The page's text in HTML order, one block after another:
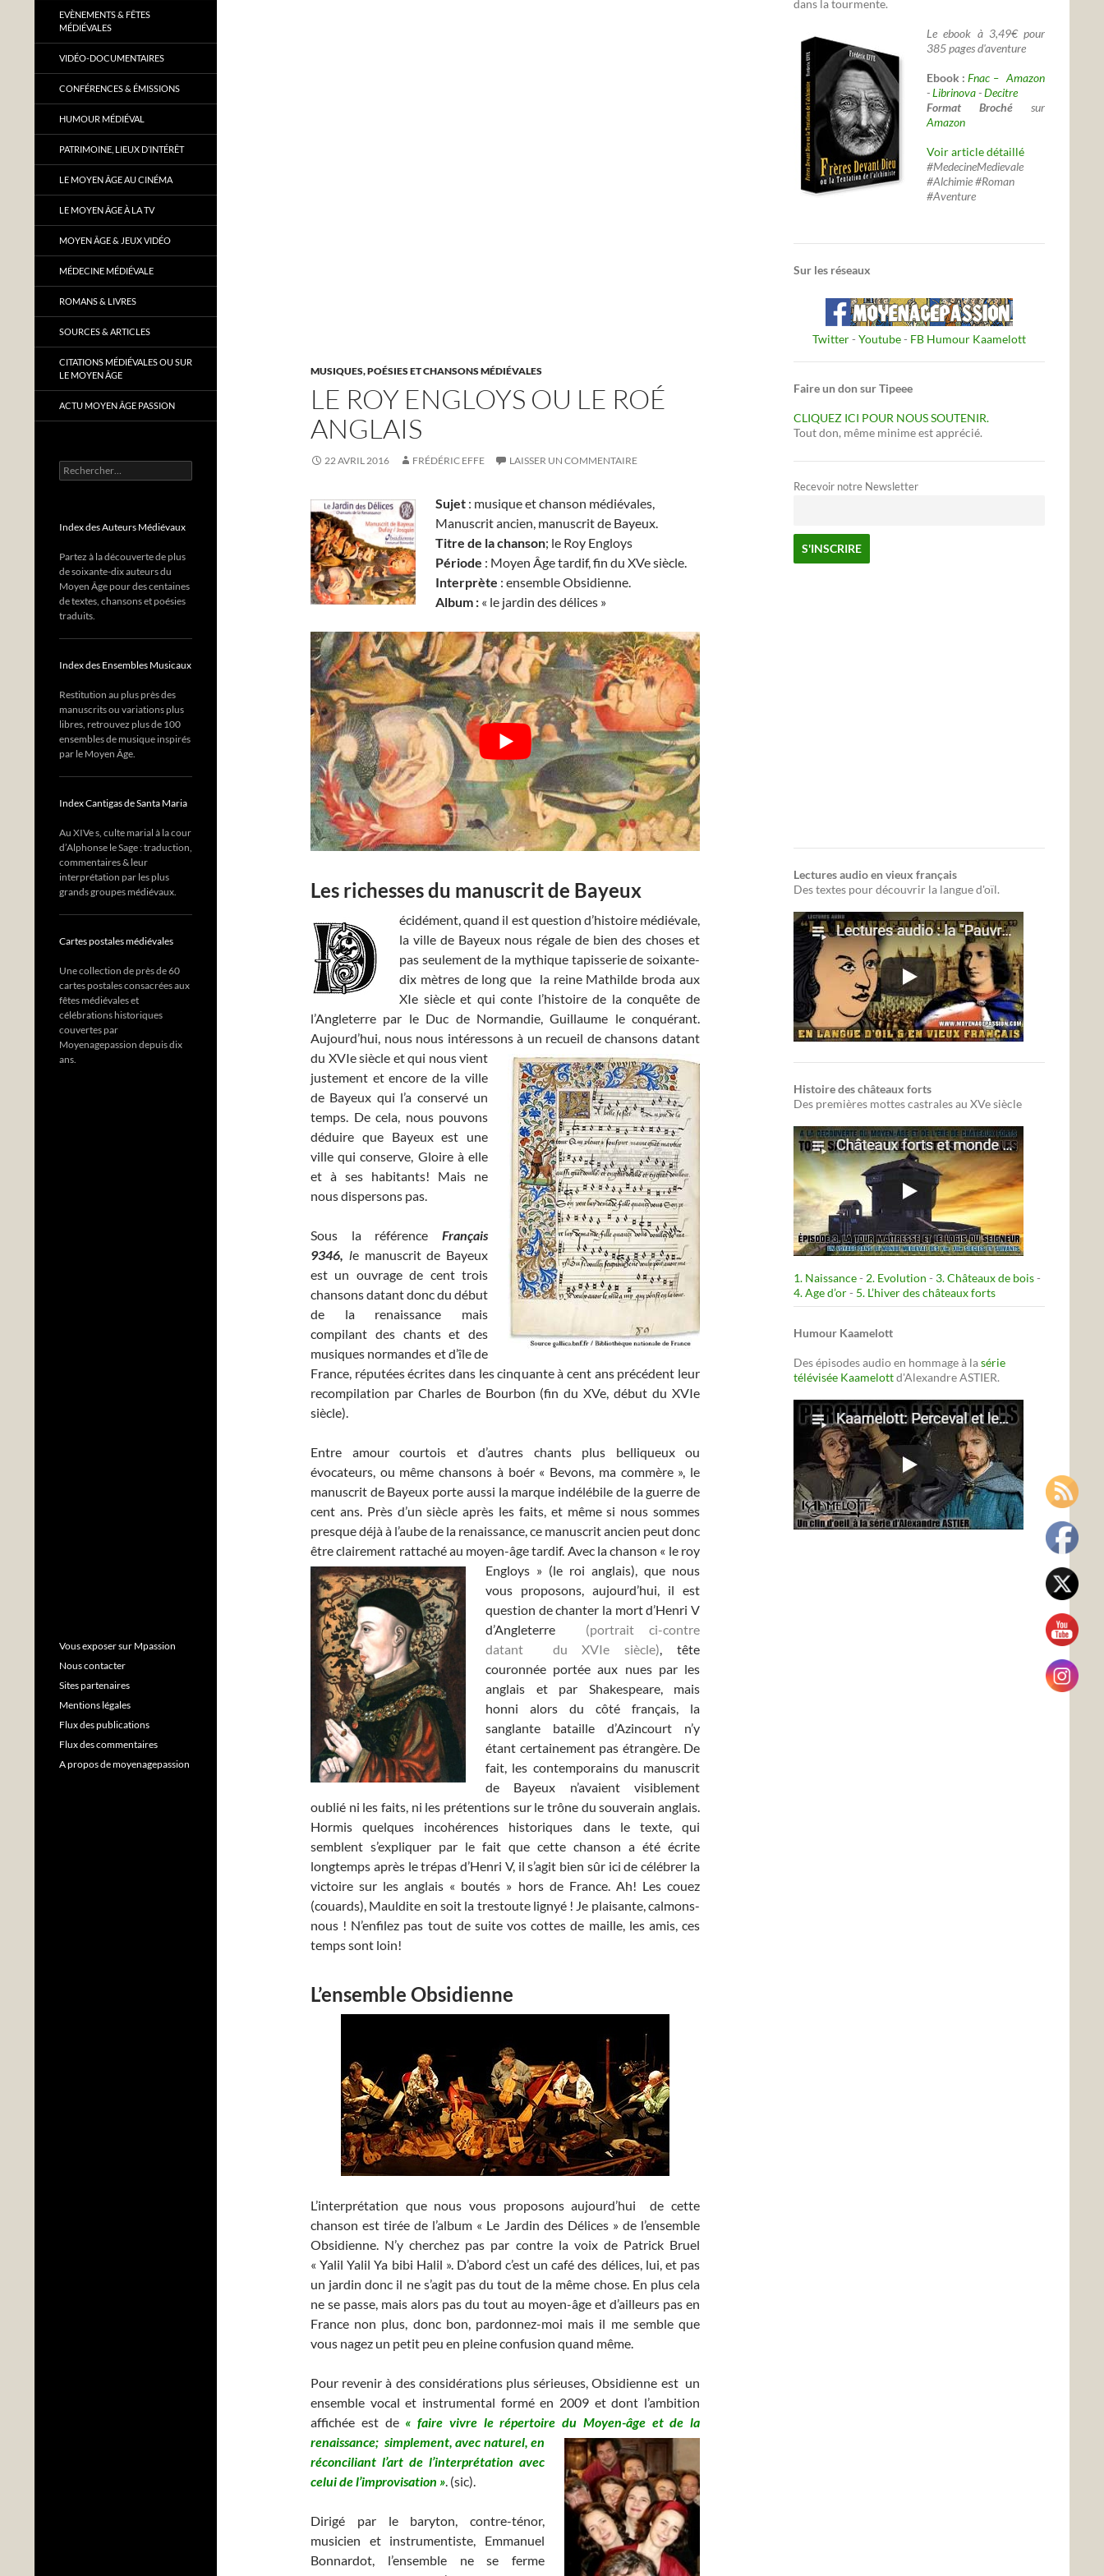
MUSIQUES, POÉSIES ET CHANSONS MÉDIÉVALES
LE ROY ENGLOYS OU LE ROÉ
ANGLAIS
22 AVRIL 2016 FRÉDÉRIC EFFE LAISSER UN COMMENTAIRE
Sujet : musique et chanson médiévales,
Manuscrit ancien, manuscrit de Bayeux.
Titre de la chanson; le Roy Engloys
Période : Moyen Âge tardif, fin du XVe siècle.
Interprète : ensemble Obsidienne.
Album : « le jardin des délices »
Les richesses du manuscrit de Bayeux
écidément, quand il est question d’histoire médiévale,
la ville de Bayeux nous régale de bien des choses et
pas seulement de la mythique tapisserie de soixante-
dix mètres de long que la reine Mathilde broda aux
XIe siècle et qui conte l’histoire de la conquête de
l’Angleterre par le Duc de Normandie, Guillaume le conquérant.
Aujourd’hui, nous nous intéressons à un recueil de chansons datant
du XVIe siècle et qui nous vient
justement et encore de la ville
de Bayeux qui l’a conservé un
temps. De cela, nous pouvons
déduire que Bayeux est une
ville qui conserve, Gloire à elle
et à ses habitants! Mais ne
nous dispersons pas.
Sous la référence Français
9346, le manuscrit de Bayeux
est un ouvrage de cent trois
chansons datant donc du début
de la renaissance mais
compilant des chants et des
musiques normandes et d’île de
France, réputées écrites dans les cinquante à cent ans précédent leur
recompilation par Charles de Bourbon (fin du XVe, début du XVIe
siècle).
Entre amour courtois et d’autres chants plus belliqueux ou
évocateurs, ou même chansons à boér « Bevons, ma commère », le
manuscrit de Bayeux porte aussi la marque indélébile de la guerre de
cent ans. Près d’un siècle après les faits, et même si nous sommes
presque déjà à l’aube de la renaissance, ce manuscrit ancien peut donc
être clairement rattaché au moyen-âge tardif. Avec la chanson « le roy
Engloys » (le roi anglais), que nous
vous proposons, aujourd’hui, il est
question de chanter la mort d’Henri V
d’Angleterre
(portrait ci-contre
datant du XVIe siècle) , tête
couronnée portée aux nues par les
anglais et par Shakespeare, mais
honni alors du côté français, la
sanglante bataille d’Azincourt n’y
étant certainement pas étrangère. De
fait, les contemporains du manuscrit
de Bayeux n’avaient visiblement
oublié ni les faits, ni les prétentions sur le trône du souverain anglais.
Hormis quelques incohérences historiques dans le texte, qui
semblent s’expliquer par le fait que cette chanson a été écrite
longtemps après le trépas d’Henri V, il s’agit bien sûr ici de célébrer la
victoire sur les anglais « boutés » hors de France. Ah! Les couez
(couards), Mauldite en soit la trestoute lignyé ! Je plaisante, calmons-
nous ! N’enfilez pas tout de suite vos cottes de maille, les amis, ces
temps sont loin!
L’ensemble Obsidienne
L’interprétation que nous vous proposons aujourd’hui de cette
chanson est tirée de l’album « Le Jardin des Délices » de l’ensemble
Obsidienne. N’y cherchez pas par contre la voix de Patrick Bruel
« Yalil Yalil Ya bibi Halil ». D’abord c’est un café des délices, lui, et pas
un jardin donc il ne s’agit pas du tout de la même chose. En plus cela
ne se passe, mais alors pas du tout au moyen-âge et d’ailleurs pas en
France non plus, donc bon, pardonnez-moi mais il me semble que
vous nagez un petit peu en pleine confusion quand même.
Pour revenir à des considérations plus sérieuses, Obsidienne est un
ensemble vocal et instrumental formé en 2009 et dont l’ambition
affichée est de « faire vivre le répertoire du Moyen-âge et de la
renaissance; simplement, avec naturel, en
réconciliant l’art de l’interprétation avec
celui de l’improvisation » . (sic).
Dirigé par le baryton, contre-ténor,
musicien et instrumentiste, Emmanuel
Bonnardot, l’ensemble ne se ferme
dans la tourmente.
Le ebook à 3,49€ pour
385 pages d'aventure
Ebook :Fnac – Amazon
-Librinova-Decitre
Format Broché sur
Amazon
Voir article détaillé
#MedecineMedievale
#Alchimie #Roman
#Aventure
Sur les réseaux
Twitter- Youtube- FB Humour Kaamelott
Faire un don sur Tipeee
CLIQUEZ ICI POUR NOUS SOUTENIR.
Tout don, même minime est apprécié.
Recevoir notre Newsletter
Lectures audio en vieux français
Des textes pour découvrir la langue d'oïl.
Histoire des châteaux forts
Des premières mottes castrales au XVe siècle
1. Naissance- 2. Evolution - 3. Châteaux de bois-
4. Age d’or- 5. L’hiver des châteaux forts
Humour Kaamelott
Des épisodes audio en hommage à lasérie
télévisée Kaamelottd'Alexandre ASTIER.
EVÈNEMENTS & FÊTES
MÉDIÉVALES
VIDÉO-DOCUMENTAIRES
CONFÉRENCES & ÉMISSIONS
HUMOUR MÉDIÉVAL
PATRIMOINE, LIEUX D’INTÉRÊT
LE MOYEN ÂGE AU CINÉMA
LE MOYEN ÂGE À LA TV
MOYEN ÂGE & JEUX VIDÉO
MÉDECINE MÉDIÉVALE
ROMANS & LIVRES
SOURCES & ARTICLES
CITATIONS MÉDIÉVALES OU SUR
LE MOYEN ÂGE
ACTU MOYEN ÂGE PASSION
Rechercher :
Index des Auteurs Médiévaux
Partez à la découverte de plus
de soixante-dix auteurs du
Moyen Âge pour des centaines
de textes, chansons et poésies
traduits.
Index des Ensembles Musicaux
Restitution au plus près des
manuscrits ou variations plus
libres, retrouvez plus de 100
ensembles de musique inspirés
par le Moyen Âge.
Index Cantigas de Santa Maria
Au XIVe s, culte marial à la cour
d’Alphonse le Sage : traduction,
commentaires & leur
interprétation par les plus
grands groupes médiévaux.
Cartes postales médiévales
Une collection de près de 60
cartes postales consacrées aux
fêtes médiévales et
célébrations historiques
couvertes par
Moyenagepassion depuis dix
ans.
Vous exposer sur Mpassion
Nous contacter
Sites partenaires
Mentions légales
Flux des publications
Flux des commentaires
A propos de moyenagepassion